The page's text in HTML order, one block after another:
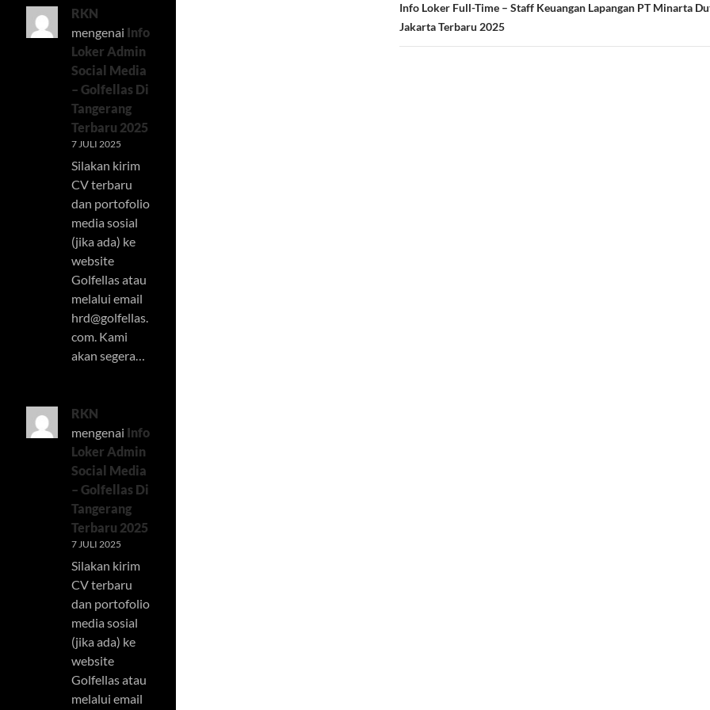
Info Loker Full-Time – Staff Keuangan Lapangan PT Minarta
Jakarta Terbaru 2025
RKN
mengenai Info
Loker Admin
Social Media
– Golfellas Di
Tangerang
Terbaru 2025
7 JULI 2025
Silakan kirim
CV terbaru
dan portofolio
media sosial
(jika ada) ke
website
Golfellas atau
melalui email
hrd@golfellas.
com. Kami
akan segera…
RKN
mengenai Info
Loker Admin
Social Media
– Golfellas Di
Tangerang
Terbaru 2025
7 JULI 2025
Silakan kirim
CV terbaru
dan portofolio
media sosial
(jika ada) ke
website
Golfellas atau
melalui email